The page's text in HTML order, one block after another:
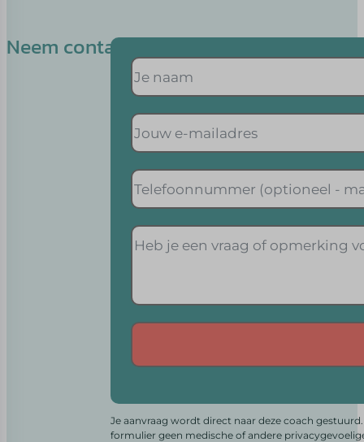
Neem contact op met Matthijs
Je aanvraag wordt direct naar deze coach
formulier geen medische of andere